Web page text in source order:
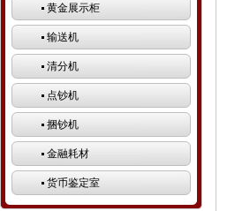
黄金展示柜
输送机
清分机
点钞机
捆钞机
金融耗材
货币鉴定室